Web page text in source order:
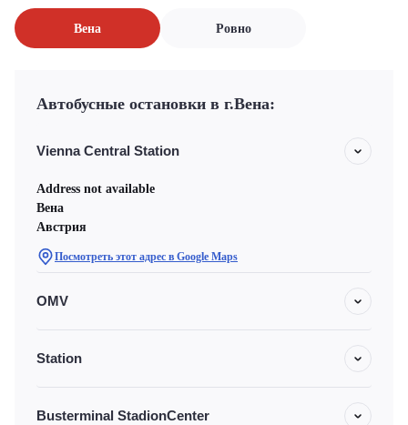
Вена Ровно
Автобусные остановки в г.Вена:
Vienna Central Station
Address not available
Вена
Австрия
Посмотреть этот адрес в Google Maps
OMV
Station
Busterminal StadionCenter